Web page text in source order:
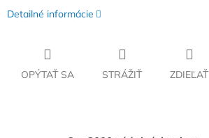
Detailné informácie
OPÝTAŤ SA STRÁŽIŤ ZDIEĽAŤ